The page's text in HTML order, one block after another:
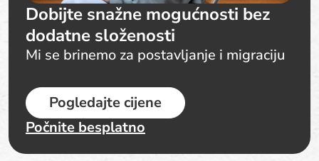
Dobijte snažne mogućnosti bez
dodatne složenosti
Mi se brinemo za postavljanje i migraciju
Pogledajte cijene
Počnite besplatno